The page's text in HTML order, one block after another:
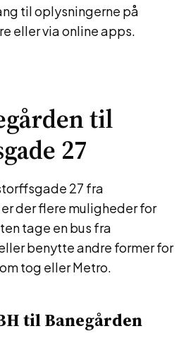
til oplysningerne på
eller via online apps.
til
27
27 fra
der flere muligheder for
tage en bus fra
benytte andre former for
tog eller Metro.
til Banegården